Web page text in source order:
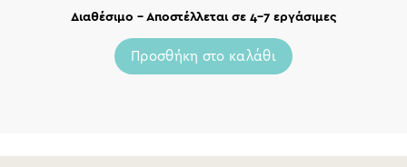
Διαθέσιμο – Αποστέλλεται σε 4-7 εργάσιμες
Προσθήκη στο καλάθι